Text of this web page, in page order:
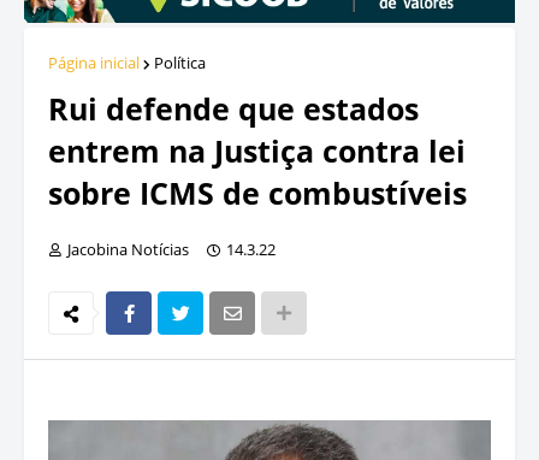
Página inicial Política
Rui defende que estados
entrem na Justiça contra lei
sobre ICMS de combustíveis
Jacobina Notícias 14.3.22